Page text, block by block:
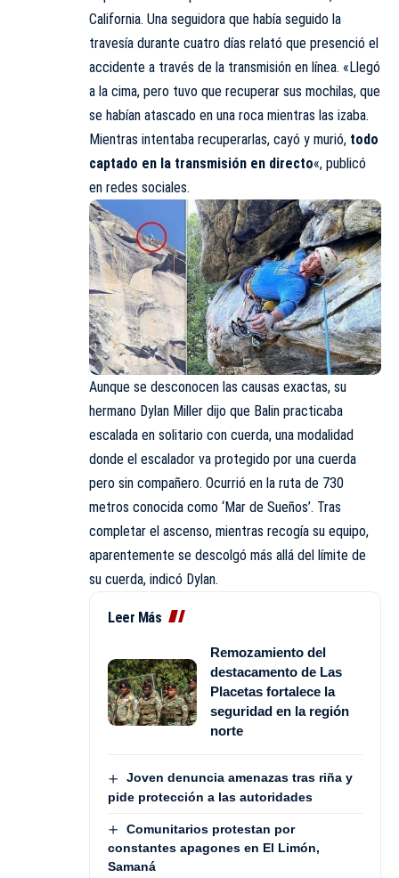
California. Una seguidora que había seguido la
travesía durante cuatro días relató que presenció el
accidente a través de la transmisión en línea. «Llegó
a la cima, pero tuvo que recuperar sus mochilas, que
se habían atascado en una roca mientras las izaba.
Mientras intentaba recuperarlas, cayó y murió, todo
captado en la transmisión en directo«, publicó
en redes sociales.
Aunque se desconocen las causas exactas, su
hermano Dylan Miller dijo que Balin practicaba
escalada en solitario con cuerda, una modalidad
donde el escalador va protegido por una cuerda
pero sin compañero. Ocurrió en la ruta de 730
metros conocida como ‘Mar de Sueños’. Tras
completar el ascenso, mientras recogía su equipo,
aparentemente se descolgó más allá del límite de
su cuerda, indicó Dylan.
Leer Más
Remozamiento del
destacamento de Las
Placetas fortalece la
seguridad en la región
norte
Joven denuncia amenazas tras riña y
pide protección a las autoridades
Comunitarios protestan por
constantes apagones en El Limón,
Samaná